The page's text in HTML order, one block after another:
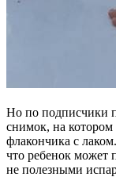
Но по подписчики
снимок, на котором
флакончика с
что ребенок может
не полезными